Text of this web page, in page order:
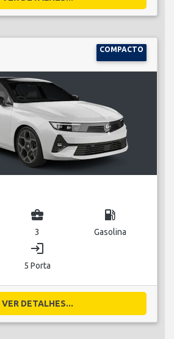
COMPACTO
business_center
3
local_gas_station
Gasolina
login
5 Porta
VER DETALHES...